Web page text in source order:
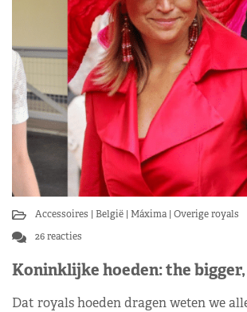
Accessoires België Máxima Overige royals
26 reacties
Koninklijke hoeden: the
Dat royals hoeden dragen weten we